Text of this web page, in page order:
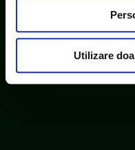
uri terțe). Găsiți în
consimțământul cu
Utilizare